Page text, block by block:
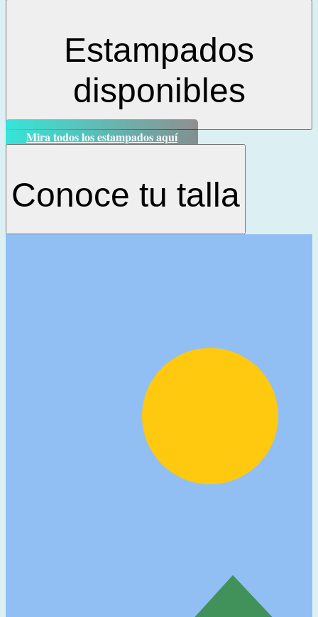
Estampados
disponibles
Mira todos los estampados aquí
Conoce tu talla